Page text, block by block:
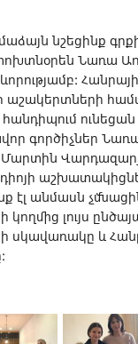
նշեցինք
Նառա
աշակերտների
ունեցան
գործիչներ
էլ անմասն
լույս
սկավառակը և